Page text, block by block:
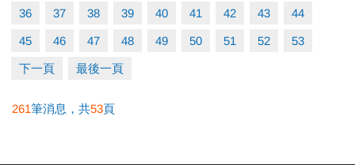
▪︎ ２梯(含)以上９５折
▪︎ ３梯(含)以上９折
(限同一人一次現場報名)
◼︎「泳池營隊」優惠梯次須單獨計算，不可與其他營隊合併折扣。
36 37 38 39 40 41 42 43 44
45 46 47 48 49 50 51 52 53
下一頁 最後一頁
261筆消息，共53頁